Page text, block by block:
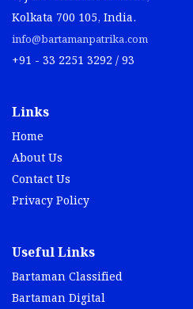
Kolkata 700 105, India.
info@bartamanpatrika.com
+91 - 33 2251 3292 / 93
Links
Home
About Us
Contact Us
Privacy Policy
Useful Links
Bartaman Classified
Bartaman Digital